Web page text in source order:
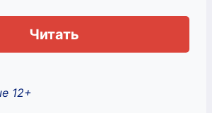
Читать
12+